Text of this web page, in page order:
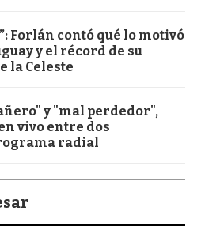
Forlán contó qué lo motivó
y el récord de su
la Celeste
y "mal perdedor",
vivo entre dos
radial